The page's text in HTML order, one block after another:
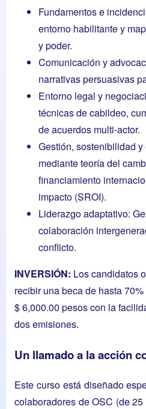
Fundamentos e
entorno habilitante y
y poder.
Comunicación y
narrativas persuasivas
Entorno legal y
técnicas de cabildeo,
de acuerdos multi-actor.
Gestión, sostenibilidad
mediante teoría del
financiamiento
impacto (SROI).
Liderazgo adaptativo:
colaboración
conflicto.
INVERSIÓN: Los candidatos
recibir una beca de hasta
$ 6,000.00 pesos con la
dos emisiones.
Un llamado a la acción
Este curso está diseñado
colaboradores de OSC (de